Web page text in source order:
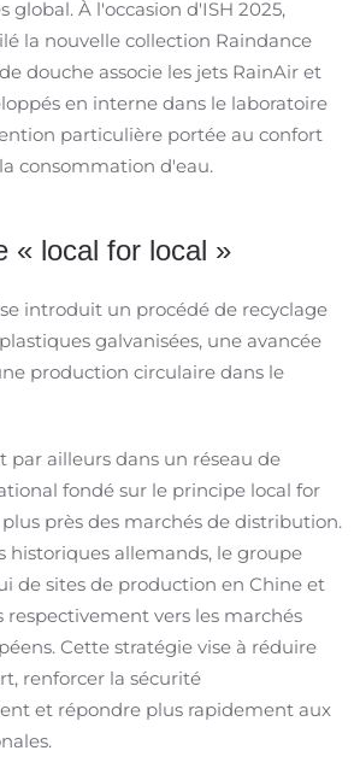
global. À l'occasion d'ISH 2025,
la nouvelle collection Raindance
douche associe les jets RainAir et
en interne dans le laboratoire
particulière portée au confort
consommation d'eau.
« local for local »
introduit un procédé de recyclage
galvanisées, une avancée
production circulaire dans le
par ailleurs dans un réseau de
fondé sur le principe local for
près des marchés de distribution.
historiques allemands, le groupe
de sites de production en Chine et
respectivement vers les marchés
Cette stratégie vise à réduire
renforcer la sécurité
et répondre plus rapidement aux